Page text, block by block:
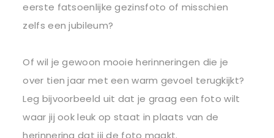
eerste fatsoenlijke gezinsfoto of misschien
zelfs een jubileum?
Of wil je gewoon mooie herinneringen die je
over tien jaar met een warm gevoel terugkijkt?
Leg bijvoorbeeld uit dat je graag een foto wilt
waar jij ook leuk op staat in plaats van de
herinnering dat jij de foto maakt.